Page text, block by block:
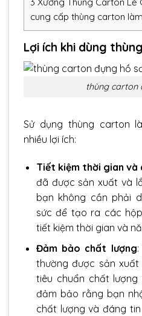
3 Xưởng Thùng Carton Lẻ
cung cấp thùng carton
Lợi ích khi dùng
thùng carton
Sử dụng thùng carton
nhiều lợi ích:
Tiết kiệm thời gian và
đã được sản xuất và
bạn không cần phải
sức để tạo ra các
tiết kiệm thời gian và
Đảm bảo chất lượng
thường được sản
tiêu chuẩn chất
đảm bảo rằng bạn
chất lượng và đáng